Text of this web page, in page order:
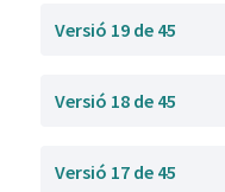
Versió 19 de 45
Versió 18 de 45
Versió 17 de 45